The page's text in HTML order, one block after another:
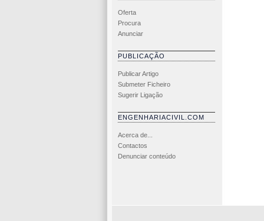
Oferta
Procura
Anunciar
PUBLICAÇÃO
Publicar Artigo
Submeter Ficheiro
Sugerir Ligação
ENGENHARIACIVIL.COM
Acerca de...
Contactos
Denunciar conteúdo